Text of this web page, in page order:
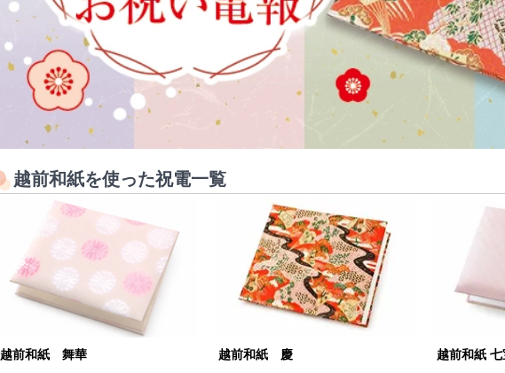
越前和紙を使った祝電一覧
越前和紙 舞華 越前和紙 慶 越前和紙 七